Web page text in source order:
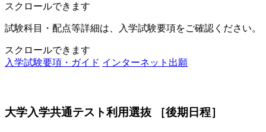
スクロールできます
試験科目・配点等詳細は、入学試験要項をご確認ください。
スクロールできます
入学試験要項・ガイド インターネット出願
大学入学共通テスト利用選抜 ［後期日程］